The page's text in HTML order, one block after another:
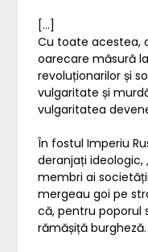
[…]
Cu toate acestea,
oarecare măsură
revoluționarilor și
vulgaritate și
vulgaritatea
În fostul Imperiu
deranjați ideologic,
membri ai
mergeau goi pe
că, pentru poporul
rămășiță burgheză.